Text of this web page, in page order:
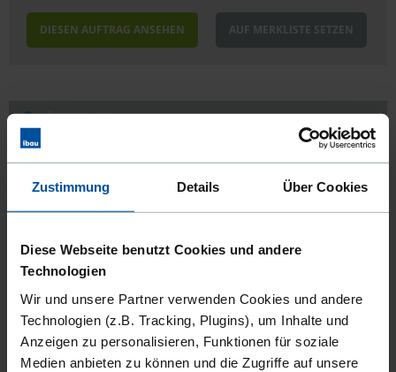
Zustimmung Details Über Cookies
Diese Webseite benutzt Cookies und andere
Technologien
Wir und unsere Partner verwenden Cookies und andere
Technologien (z.B. Tracking, Plugins), um Inhalte und
Anzeigen zu personalisieren, Funktionen für soziale
Medien anbieten zu können und die Zugriffe auf unsere
DIESEN AUFTRAG ANSEHEN AUF MERKLISTE SETZEN
ÖFFENTLICH
Lieferung von einem Geräteträger mit
Leistungsort: 45659 Recklinghausen
Veröffentlicht seit:
Bewerbungsfrist: 18.08.2026
DIESEN AUFTRAG ANSEHEN AUF MERKLISTE SETZEN